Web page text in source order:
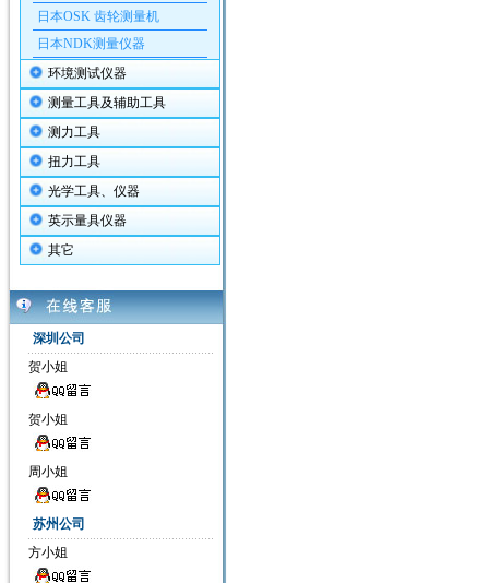
日本OSK 齿轮测量机
日本NDK测量仪器
环境测试仪器
测量工具及辅助工具
测力工具
扭力工具
光学工具、仪器
英示量具仪器
其它
深圳公司
贺小姐
贺小姐
周小姐
苏州公司
方小姐